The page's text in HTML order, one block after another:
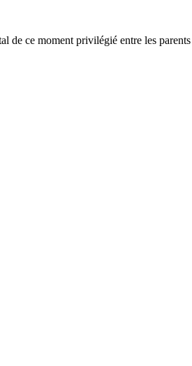
de ce moment privilégié entre les